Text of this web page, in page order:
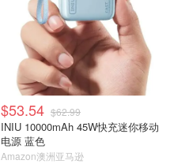
$53.54 $62.99
INIU 10000mAh 45W快充迷你移动
电源 蓝色
Amazon澳洲亚马逊